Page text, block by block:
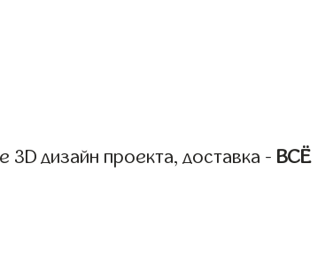
дизайн проекта, доставка - ВСЁ